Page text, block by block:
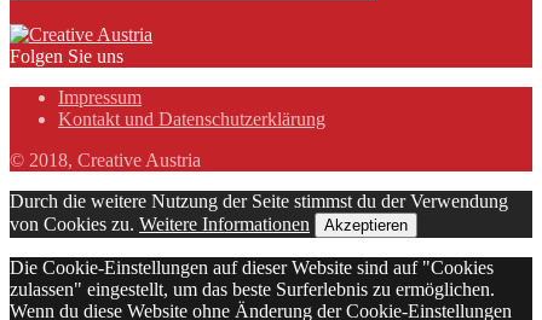
Folgen Sie uns
Impressum
Kontakt und Datenschutzerklärung
© 2018, Creative Austria
Durch die weitere Nutzung der Seite stimmst du der Verwendung
von Cookies zu. Weitere Informationen Akzeptieren
Die Cookie-Einstellungen auf dieser Website sind auf "Cookies
zulassen" eingestellt, um das beste Surferlebnis zu ermöglichen.
Wenn du diese Website ohne Änderung der Cookie-Einstellungen